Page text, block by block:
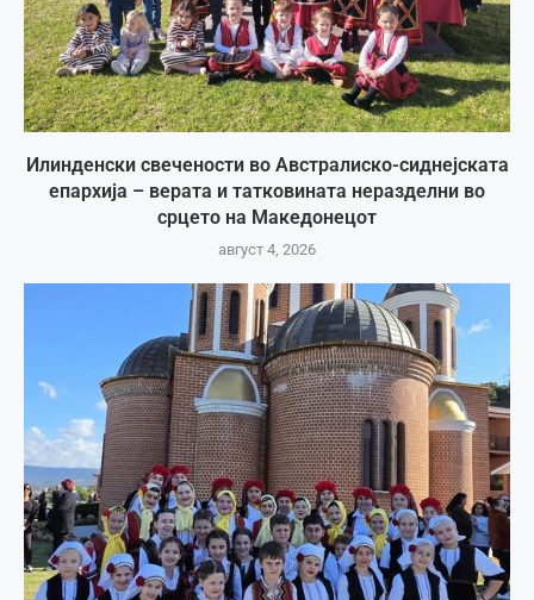
Илинденски свечености во Австралиско-сиднејската
епархија – верата и татковината неразделни во
срцето на Македонецот
август 4, 2026